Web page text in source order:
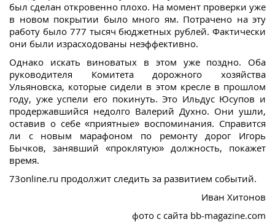
был сделан откровенно плохо. На момент проверки уже
в новом покрытии было много ям. Потрачено на эту
работу было 777 тысяч бюджетных рублей. Фактически
они были израсходованы неэффективно.
Однако искать виноватых в этом уже поздно. Оба
руководителя Комитета дорожного хозяйства
Ульяновска, которые сидели в этом кресле в прошлом
году, уже успели его покинуть. Это Ильдус Юсупов и
продержавшийся недолго Валерий Духно. Они ушли,
оставив о себе «приятные» воспоминания. Справится
ли с новым марафоном по ремонту дорог Игорь
Бычков, занявший «проклятую» должность, покажет
время.
73online.ru продолжит следить за развитием событий.
Иван Хитонов
фото с сайта bb-magazine.com